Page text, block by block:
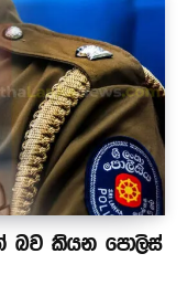
බව කියන පොලිස්